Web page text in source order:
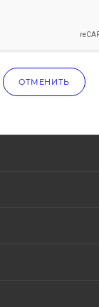
ОТМЕНИТЬ